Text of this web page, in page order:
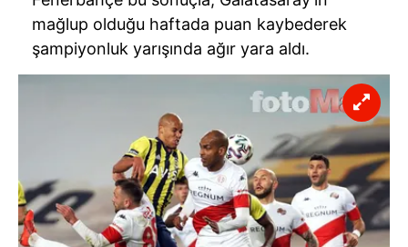
mağlup olduğu haftada puan kaybederek
şampiyonluk yarışında ağır yara aldı.